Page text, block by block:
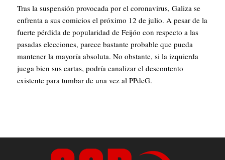
Tras la suspensión provocada por el coronavirus, Galiza se
enfrenta a sus comicios el próximo 12 de julio. A pesar de la
fuerte pérdida de popularidad de Feijóo con respecto a las
pasadas elecciones, parece bastante probable que pueda
mantener la mayoría absoluta. No obstante, si la izquierda
juega bien sus cartas, podría canalizar el descontento
existente para tumbar de una vez al PPdeG.